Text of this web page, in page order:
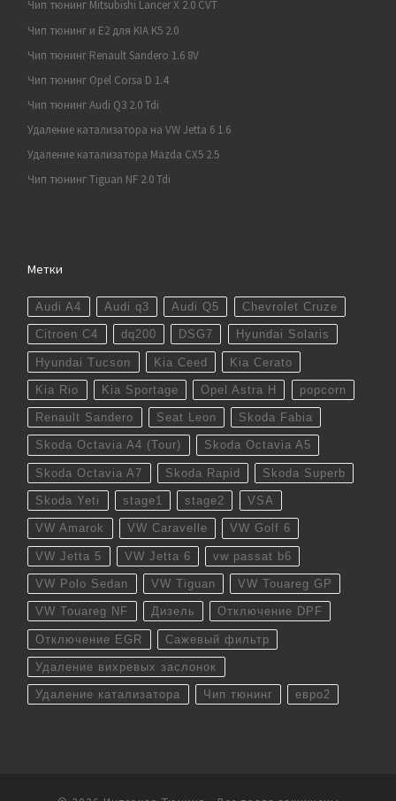
Чип тюнинг Mitsubishi Lancer X 2.0 CVT
Чип тюнинг и E2 для KIA K5 2.0
Чип тюнинг Renault Sandero 1.6 8V
Чип тюнинг Opel Corsa D 1.4
Чип тюнинг Audi Q3 2.0 Tdi
Удаление катализатора на VW Jetta 6 1.6
Удаление катализатора Mazda CX5 2.5
Чип тюнинг Tiguan NF 2.0 Tdi
Метки
Audi A4 Audi q3 Audi Q5 Chevrolet Cruze
Citroen C4 dq200 DSG7 Hyundai Solaris
Hyundai Tucson Kia Ceed Kia Cerato
Kia Rio Kia Sportage Opel Astra H popcorn
Renault Sandero Seat Leon Skoda Fabia
Skoda Octavia A4 (Tour) Skoda Octavia A5
Skoda Octavia A7 Skoda Rapid Skoda Superb
Skoda Yeti stage1 stage2 VSA
VW Amarok VW Caravelle VW Golf 6
VW Jetta 5 VW Jetta 6 vw passat b6
VW Polo Sedan VW Tiguan VW Touareg GP
VW Touareg NF Дизель Отключение DPF
Отключение EGR Сажевый фильтр
Удаление вихревых заслонок
Удаление катализатора Чип тюнинг евро2